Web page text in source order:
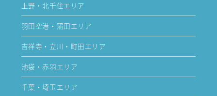
上野・北千住エリア
羽田空港・蒲田エリア
吉祥寺・立川・町田エリア
池袋・赤羽エリア
千葉・埼玉エリア